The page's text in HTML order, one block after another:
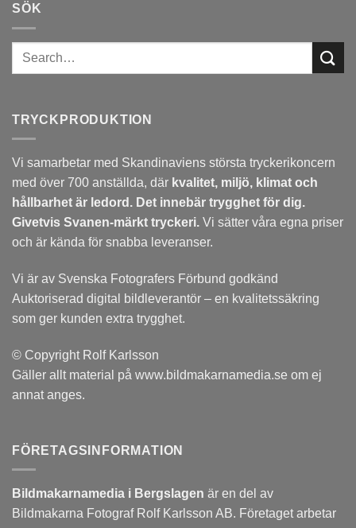
SÖK
TRYCKPRODUKTION
Vi samarbetar med Skandinaviens största tryckerikoncern
med över 700 anställda, där kvalitet, miljö, klimat och
hållbarhet är ledord. Det innebär trygghet för dig.
Givetvis Svanen-märkt tryckeri. Vi sätter våra egna priser
och är kända för snabba leveranser.
Vi är av Svenska Fotografers Förbund godkänd
Auktoriserad digital bildleverantör – en kvalitetssäkring
som ger kunden extra trygghet.
© Copyright Rolf Karlsson
Gäller allt material på www.bildmakarnamedia.se om ej
annat anges.
FÖRETAGSINFORMATION
Bildmakarnamedia i Bergslagen är en del av
Bildmakarna Fotograf Rolf Karlsson AB. Företaget arbetar